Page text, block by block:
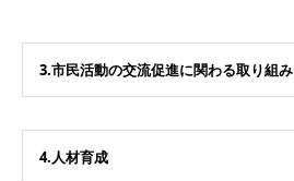
3.市民活動の交流促進に関わる取り組み
4.人材育成